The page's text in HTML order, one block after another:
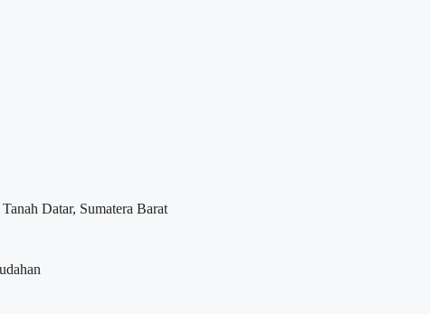
Datar, Sumatera Barat